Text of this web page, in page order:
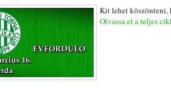
Kit lehet köszönteni,
Olvassa el a teljes